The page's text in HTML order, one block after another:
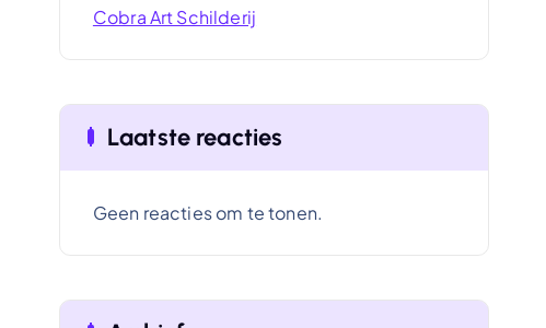
Cobra Art Schilderij
Laatste reacties
Geen reacties om te tonen.